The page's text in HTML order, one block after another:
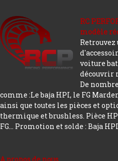
RC
modèle
voiture
découvrir
De
comme :Le baja HPI, le FG
ainsi que toutes les pièces et
thermique et brushless. Pièce
FG... Promotion et solde : Baja